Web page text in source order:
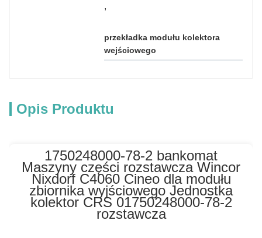
,
przekładka modułu kolektora
wejściowego
Opis Produktu
1750248000-78-2 bankomat
Maszyny części rozstawcza Wincor
Nixdorf C4060 Cineo dla modułu
zbiornika wyjściowego Jednostka
kolektor CRS 01750248000-78-2
rozstawcza